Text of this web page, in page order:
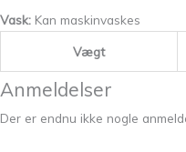
Vask: Kan maskinvaskes
Vægt
Anmeldelser
Der er endnu ikke nogle